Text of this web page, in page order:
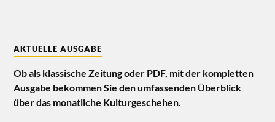
AKTUELLE AUSGABE
Ob als klassische Zeitung oder PDF, mit der kompletten
Ausgabe bekommen Sie den umfassenden Überblick
über das monatliche Kulturgeschehen.